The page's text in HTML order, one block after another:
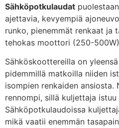
Sähköpotkulaudat
ajettavia, kevyempiä
runko, pienemmät renkaat ja
tehokas moottori (250-
Sähköskoottereilla on
pidemmillä matkoilla niiden
isompien renkaiden ansiosta.
rennompi, sillä kuljettaja
Sähköpotkulaudoissa
mikä vaatii enemmän